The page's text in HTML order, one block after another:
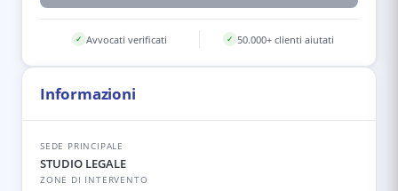
✓ Avvocati verificati ✓ 50.000+ clienti aiutati
Informazioni
SEDE PRINCIPALE
STUDIO LEGALE
ZONE DI INTERVENTO